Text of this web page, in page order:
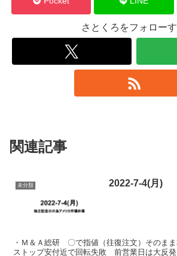
さとくろをフォロー
関連記事
未分類 2022-7-4(月)
・Ｍ＆Ａ総研 〇で指値（往復注文）そのま
ストップ安付近で回転失敗 前営業日は大反